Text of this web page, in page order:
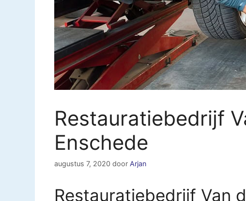
Restauratiebedrijf
Enschede
augustus 7, 2020 door Arjan
Restauratiebedrijf Van